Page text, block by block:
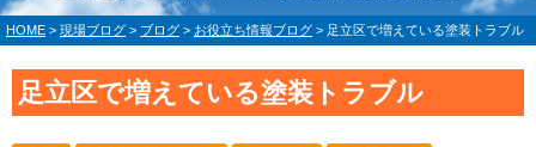
HOME > 現場ブログ > ブログ > お役立ち情報ブログ > 足立区で増えている塗装トラブル
足立区で増えている塗装トラブル